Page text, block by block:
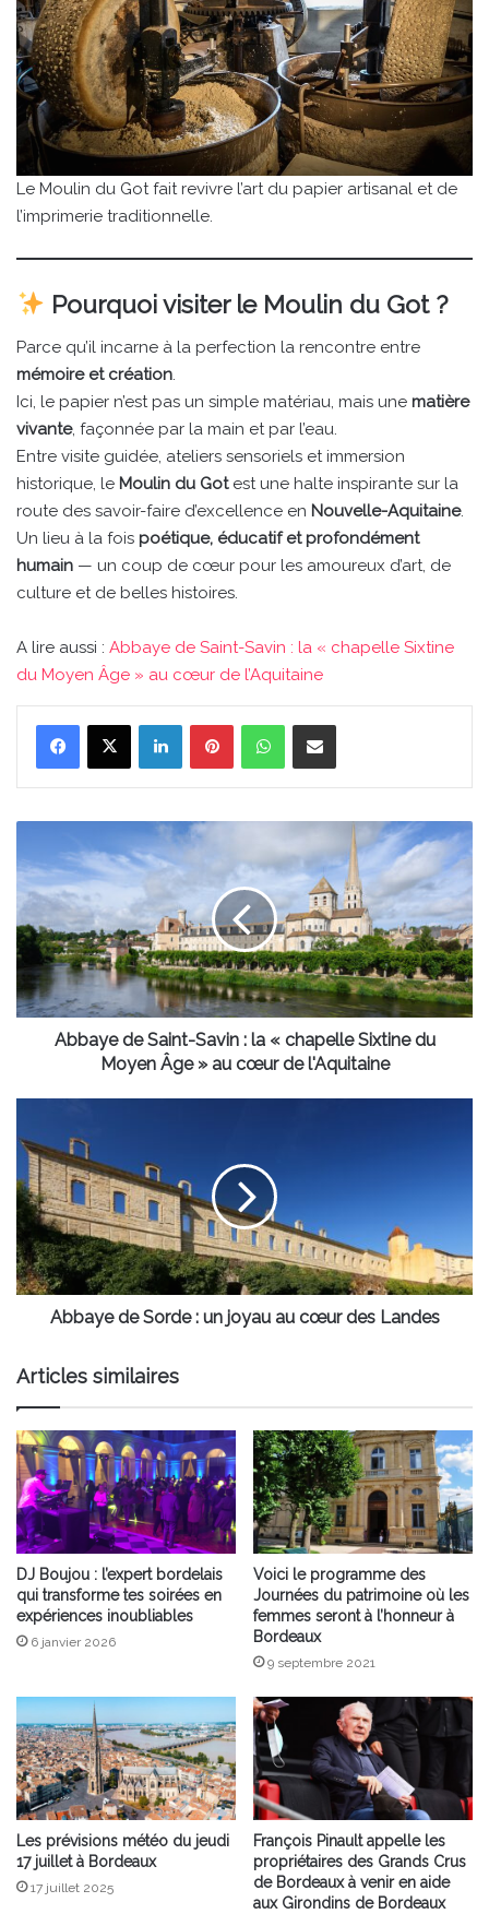
Le Moulin du Got fait revivre l’art du papier artisanal et de
l’imprimerie traditionnelle.
Pourquoi visiter le Moulin du Got ?
Parce qu’il incarne à la perfection la rencontre entre
mémoire et création.
Ici, le papier n’est pas un simple matériau, mais une matière
vivante, façonnée par la main et par l’eau.
Entre visite guidée, ateliers sensoriels et immersion
historique, le Moulin du Gotest une halte inspirante sur la
route des savoir-faire d’excellence en Nouvelle-Aquitaine.
Un lieu à la fois poétique, éducatif et profondément
humain — un coup de cœur pour les amoureux d’art, de
culture et de belles histoires.
A lire aussi : Abbaye de Saint-Savin : la « chapelle Sixtine
du Moyen Âge » au cœur de l’Aquitaine
LinkedinPinterestWhatsAppPartager par email
Saint-
Savin
:
la
«
chapelle
Sixtine
cœur
de
l'Aquitaine
Abbaye de Saint-Savin : la « chapelle Sixtine du
Moyen Âge » au cœur de l'Aquitaine
Sorde
:
un
joyau
au
cœur
des
LandesAbbaye de Sorde : un joyau au cœur des Landes
Articles similaires
DJ Boujou : l’expert bordelais
qui transforme tes soirées en
expériences inoubliables
6 janvier 2026
Voici le programme des
Journées du patrimoine où les
femmes seront à l’honneur à
Bordeaux
9 septembre 2021
Les prévisions météo du jeudi
17 juillet à Bordeaux
17 juillet 2025
François Pinault appelle les
propriétaires des Grands Crus
de Bordeaux à venir en aide
aux Girondins de Bordeaux